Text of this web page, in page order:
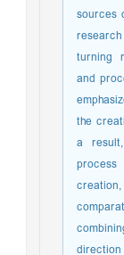
turning
and
the
a